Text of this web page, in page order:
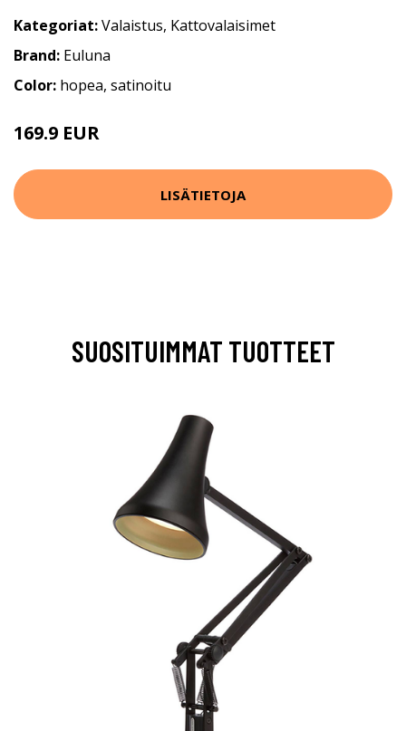
Kategoriat:Valaistus, Kattovalaisimet
Brand: Euluna
Color: hopea, satinoitu
169.9 EUR
LISÄTIETOJA
SUOSITUIMMAT TUOTTEET